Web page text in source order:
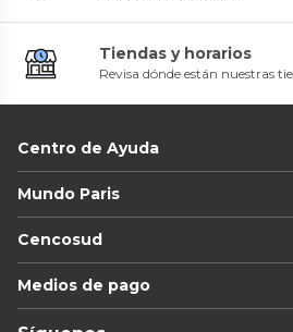
Tiendas y horarios
Revisa dónde están nuestras
Centro de Ayuda
Mundo Paris
Cencosud
Medios de pago